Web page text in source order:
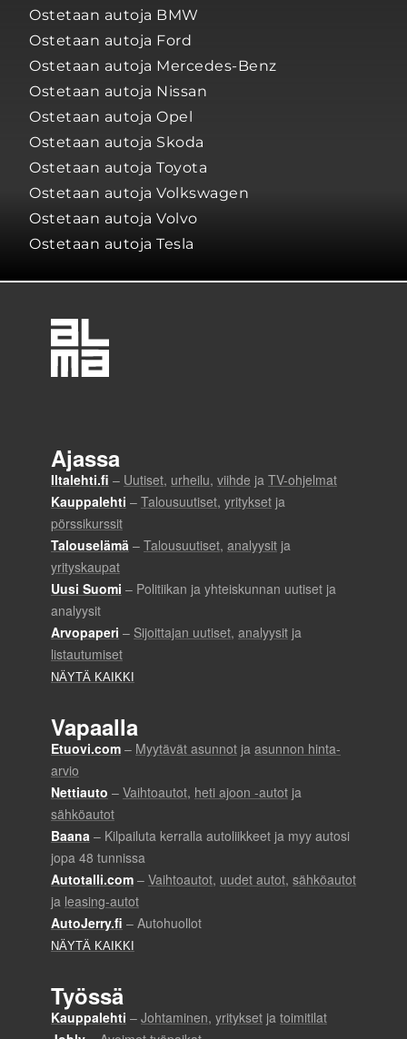
Ostetaan autoja BMW
Ostetaan autoja Ford
Ostetaan autoja Mercedes-Benz
Ostetaan autoja Nissan
Ostetaan autoja Opel
Ostetaan autoja Skoda
Ostetaan autoja Toyota
Ostetaan autoja Volkswagen
Ostetaan autoja Volvo
Ostetaan autoja Tesla